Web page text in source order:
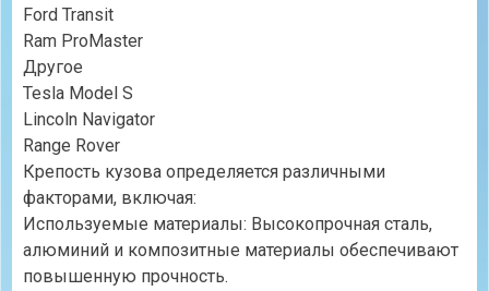
Ford Transit
Ram ProMaster
Другое
Tesla Model S
Lincoln Navigator
Range Rover
Крепость кузова определяется различными
факторами, включая:
Используемые материалы: Высокопрочная сталь,
алюминий и композитные материалы обеспечивают
повышенную прочность.